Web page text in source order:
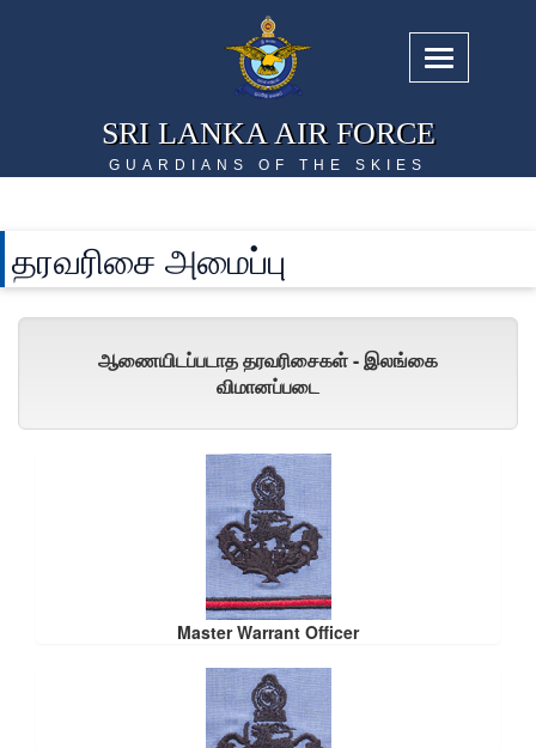
SRI LANKA AIR FORCE
GUARDIANS OF THE SKIES
தரவரிசை அமைப்பு
ஆணையிடப்படாத தரவரிசைகள் - இலங்கை
விமானப்படை
Master Warrant Officer